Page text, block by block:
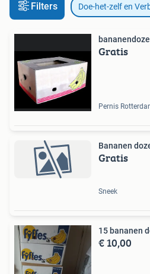
Filters Doe-het-zelf en
Gratis
Pernis
Bananen
Gratis
Sneek
€ 10,00